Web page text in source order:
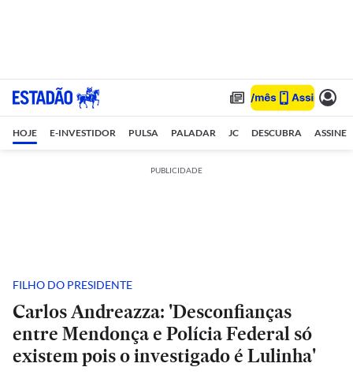
HOJE E-INVESTIDOR PULSA PALADAR JC DESCUBRA ASSINE
PUBLICIDADE
FILHO DO PRESIDENTE
Carlos Andreazza: 'Desconfianças
entre Mendonça e Polícia Federal só
existem pois o investigado é Lulinha'